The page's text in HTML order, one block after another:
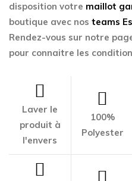
disposition votre maillot
boutique avec nos teams
Rendez-vous sur notre
pour connaitre les
Laver le
produit à
l'envers
100%
Polyester